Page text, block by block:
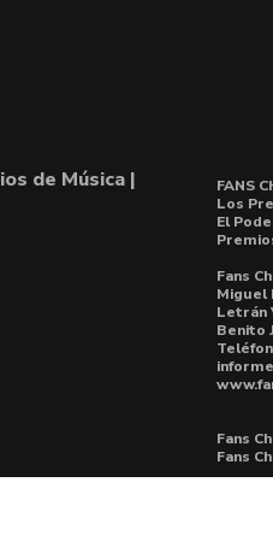
FANS
Los
El
Fans
Miguel
Letrán
Benito
Fans
Fans